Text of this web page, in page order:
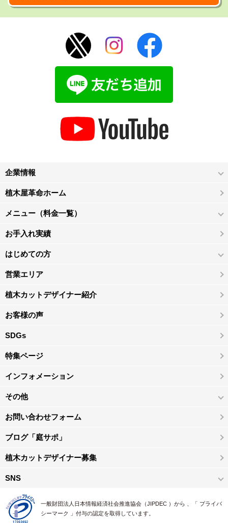
企業情報
植木屋革命ホーム
メニュー（料金一覧）
お手入れ実績
はじめての方
営業エリア
植木カットデザイナー紹介
お客様の声
SDGs
特集ページ
インフォメーション
その他
お問い合わせフォーム
ブログ「庭サポ」
植木カットデザイナー募集
SNS
一般財団法人日本情報経済社会推進協会（JIPDEC ）から 、「 プライバ
シーマーク 」付与の認定を取得しています。